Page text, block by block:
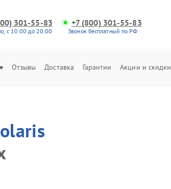
301-55-83
с 10:00 до 20:00
+7 (800) 301-55-83
Звонок бесплатный по РФ
Отзывы Доставка Гарантии Акции и скидки